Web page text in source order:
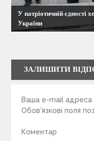
У патріотичній єдності
України
ЗАЛИШИТИ
Ваша e-mail адреса
Обов’язкові поля
Коментар